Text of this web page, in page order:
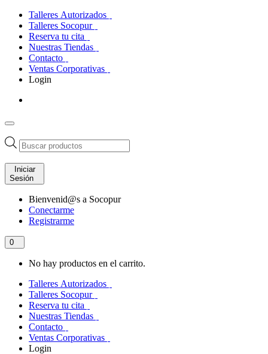
Talleres Autorizados
Talleres Socopur
Reserva tu cita
Nuestras Tiendas
Contacto
Ventas Corporativas
Login
Búsqueda
de
productos
Iniciar
Sesión
Bienvenid@s a Socopur
Conectarme
Registrarme
0
No hay productos en el carrito.
Talleres Autorizados
Talleres Socopur
Reserva tu cita
Nuestras Tiendas
Contacto
Ventas Corporativas
Login